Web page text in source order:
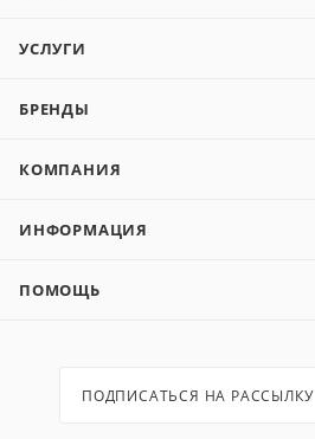
УСЛУГИ
БРЕНДЫ
КОМПАНИЯ
ИНФОРМАЦИЯ
ПОМОЩЬ
ПОДПИСАТЬСЯ НА РАССЫЛКУ